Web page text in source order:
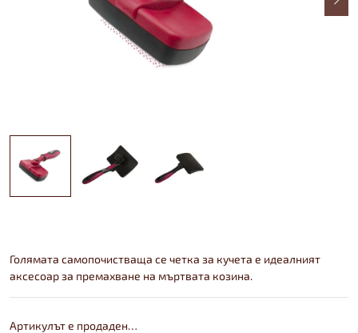
Голямата самопочистваща се четка за кучета е идеалният
аксесоар за премахване на мъртвата козина.
Артикулът е продаден…